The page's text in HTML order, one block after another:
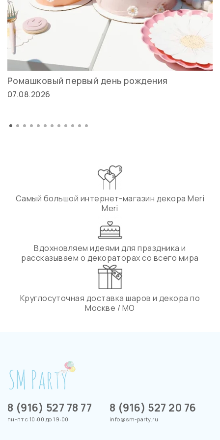
Ромашковый первый день рождения
07.08.2026
Самый большой интернет-магазин декора Meri
Meri
Вдохновляем идеями для праздника и
рассказываем о декораторах со всего мира
Круглосуточная доставка шаров и декора по
Москве / МО
8 (916) 527 78 77
пн-пт с 10:00 до 19:00
8 (916) 527 20 76
info@sm-party.ru